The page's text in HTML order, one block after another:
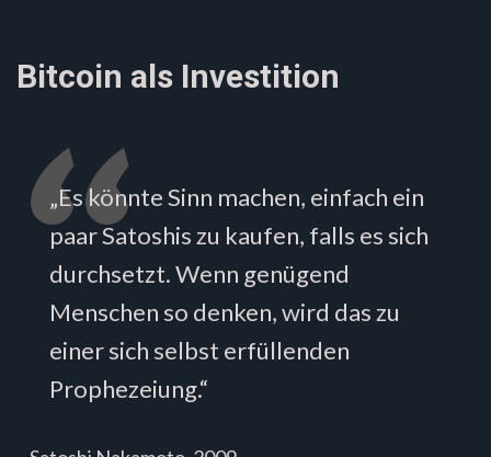
Bitcoin als Investition
„Es könnte Sinn machen, einfach ein
paar Satoshis zu kaufen, falls es sich
durchsetzt. Wenn genügend
Menschen so denken, wird das zu
einer sich selbst erfüllenden
Prophezeiung.“